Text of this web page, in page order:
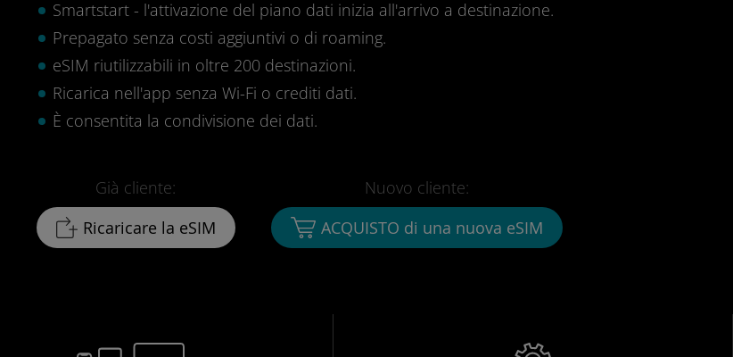
Smartstart - l'attivazione del piano dati inizia all'arrivo a destinazione.
Prepagato senza costi aggiuntivi o di roaming.
eSIM riutilizzabili in oltre 200 destinazioni.
Ricarica nell'app senza Wi-Fi o crediti dati.
È consentita la condivisione dei dati.
Già cliente:
Ricaricare la eSIM
Nuovo cliente:
ACQUISTO di una nuova eSIM